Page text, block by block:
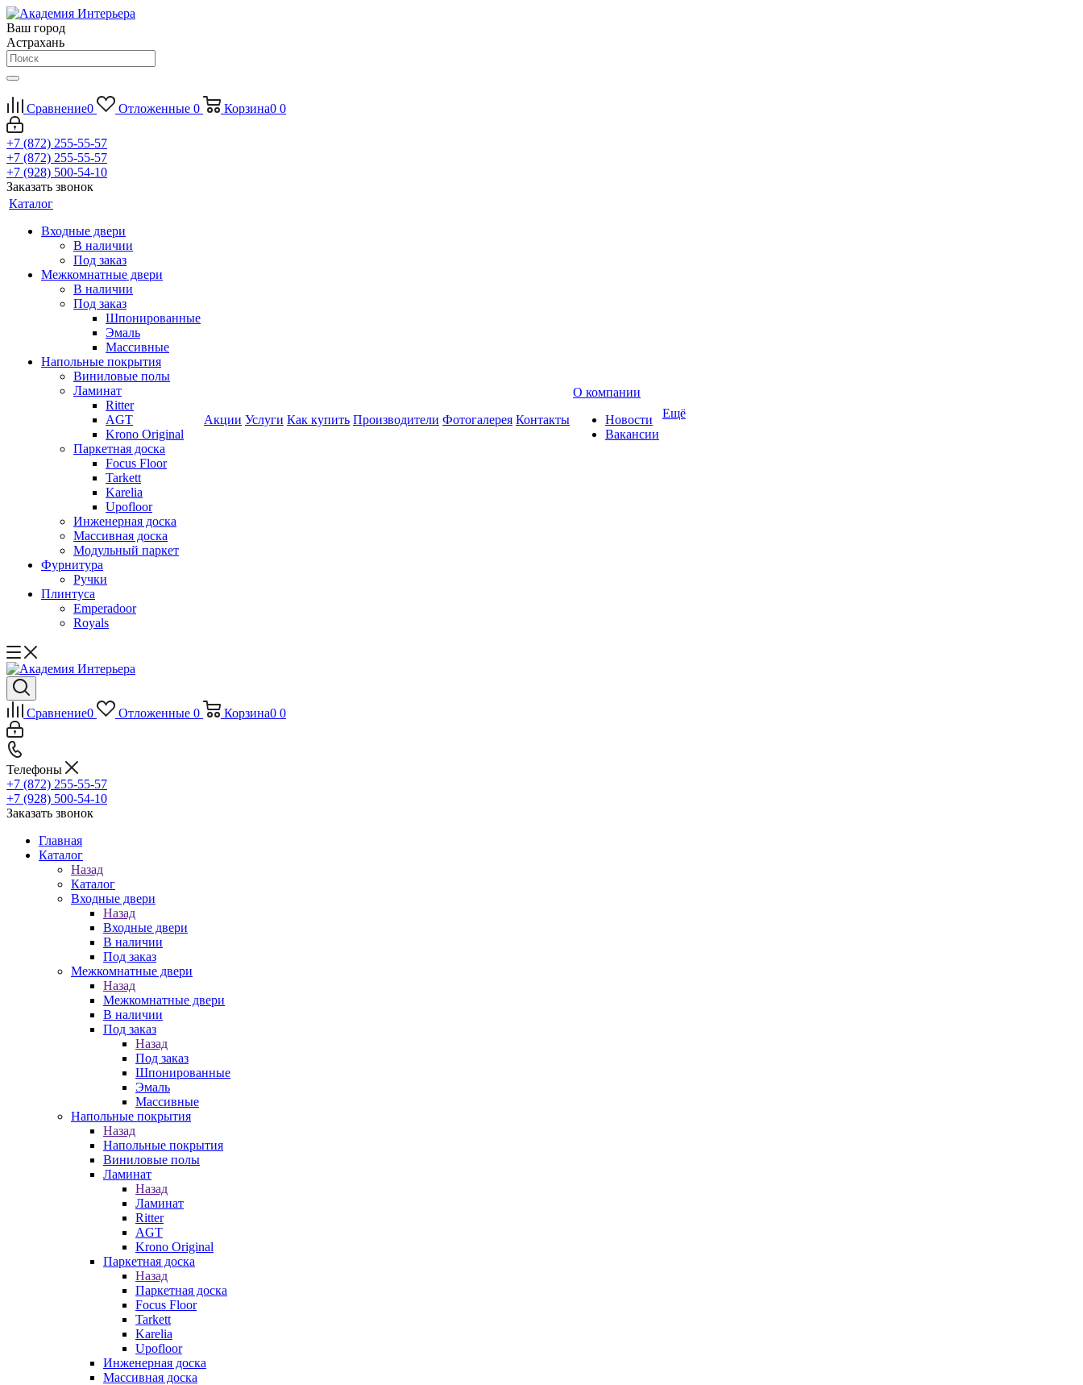
Ваш город
Астрахань
Сравнение0 Отложенные 0 Корзина0 0
+7 (872) 255-55-57
+7 (872) 255-55-57
+7 (928) 500-54-10
Заказать звонок
Каталог
Входные двери
В наличии
Под заказ
Межкомнатные двери
В наличии
Под заказ
Шпонированные
Эмаль
Массивные
Напольные покрытия
Виниловые полы
Ламинат
Ritter
AGT
Krono Original
Паркетная доска
Focus Floor
Tarkett
Karelia
Upofloor
Инженерная доска
Массивная доска
Модульный паркет
Фурнитура
Ручки
Плинтуса
Emperadoor
Royals
Акции Услуги Как купить Производители Фотогалерея Контакты
О компании
Новости
Вакансии
Ещё
Сравнение0 Отложенные 0 Корзина0 0
Телефоны
+7 (872) 255-55-57
+7 (928) 500-54-10
Заказать звонок
Главная
Каталог
Назад
Каталог
Входные двери
Назад
Входные двери
В наличии
Под заказ
Межкомнатные двери
Назад
Межкомнатные двери
В наличии
Под заказ
Назад
Под заказ
Шпонированные
Эмаль
Массивные
Напольные покрытия
Назад
Напольные покрытия
Виниловые полы
Ламинат
Назад
Ламинат
Ritter
AGT
Krono Original
Паркетная доска
Назад
Паркетная доска
Focus Floor
Tarkett
Karelia
Upofloor
Инженерная доска
Массивная доска